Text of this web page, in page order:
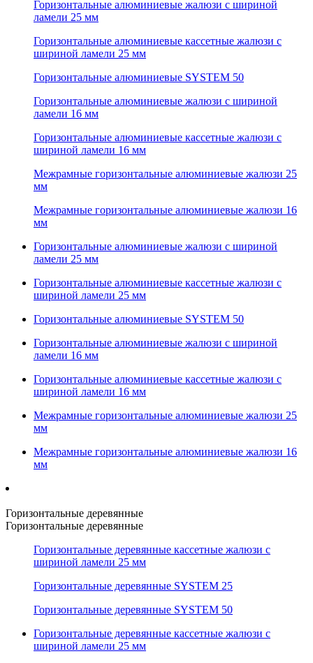
Горизонтальные алюминиевые жалюзи с шириной
ламели 25 мм
Горизонтальные алюминиевые кассетные жалюзи с
шириной ламели 25 мм
Горизонтальные алюминиевые SYSTEM 50
Горизонтальные алюминиевые жалюзи с шириной
ламели 16 мм
Горизонтальные алюминиевые кассетные жалюзи с
шириной ламели 16 мм
Межрамные горизонтальные алюминиевые жалюзи 25
мм
Межрамные горизонтальные алюминиевые жалюзи 16
мм
Горизонтальные алюминиевые жалюзи с шириной
ламели 25 мм
Горизонтальные алюминиевые кассетные жалюзи с
шириной ламели 25 мм
Горизонтальные алюминиевые SYSTEM 50
Горизонтальные алюминиевые жалюзи с шириной
ламели 16 мм
Горизонтальные алюминиевые кассетные жалюзи с
шириной ламели 16 мм
Межрамные горизонтальные алюминиевые жалюзи 25
мм
Межрамные горизонтальные алюминиевые жалюзи 16
мм
Горизонтальные деревянные
Горизонтальные деревянные
Горизонтальные деревянные кассетные жалюзи с
шириной ламели 25 мм
Горизонтальные деревянные SYSTEM 25
Горизонтальные деревянные SYSTEM 50
Горизонтальные деревянные кассетные жалюзи с
шириной ламели 25 мм